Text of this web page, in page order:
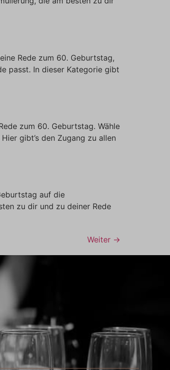
Rede zum 60. Geburtstag,
passt. In dieser Kategorie gibt
zum 60. Geburtstag. Wähle
gibt’s den Zugang zu allen
auf die
zu dir und zu deiner Rede
Weiter →